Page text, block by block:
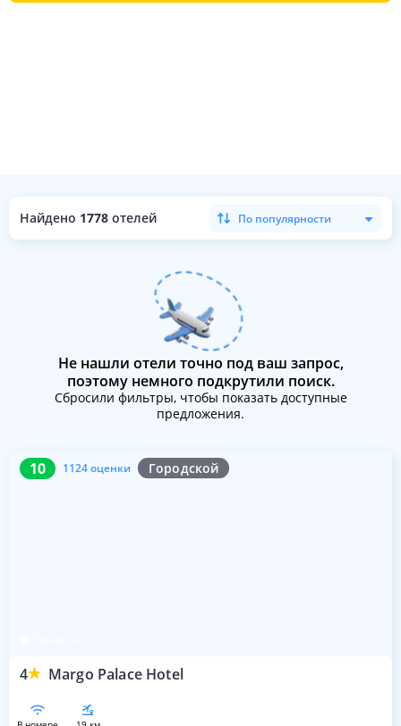
Найдено 1778 отелей По популярности
Не нашли отели точно под ваш запрос,
поэтому немного подкрутили поиск.
Сбросили фильтры, чтобы показать доступные
предложения.
10 1124 оценки Городской
4 Margo Palace Hotel
10 1124 оценки